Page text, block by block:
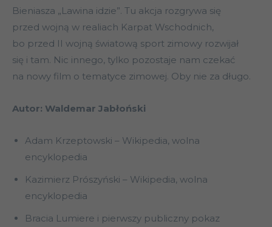
Bieniasza „Lawina idzie”. Tu akcja rozgrywa się
przed wojną w realiach Karpat Wschodnich,
bo przed II wojną światową sport zimowy rozwijał
się i tam. Nic innego, tylko pozostaje nam czekać
na nowy film o tematyce zimowej. Oby nie za długo.
Autor: Waldemar Jabłoński
Adam Krzeptowski – Wikipedia, wolna
encyklopedia
Kazimierz Prószyński – Wikipedia, wolna
encyklopedia
Bracia Lumiere i pierwszy publiczny pokaz